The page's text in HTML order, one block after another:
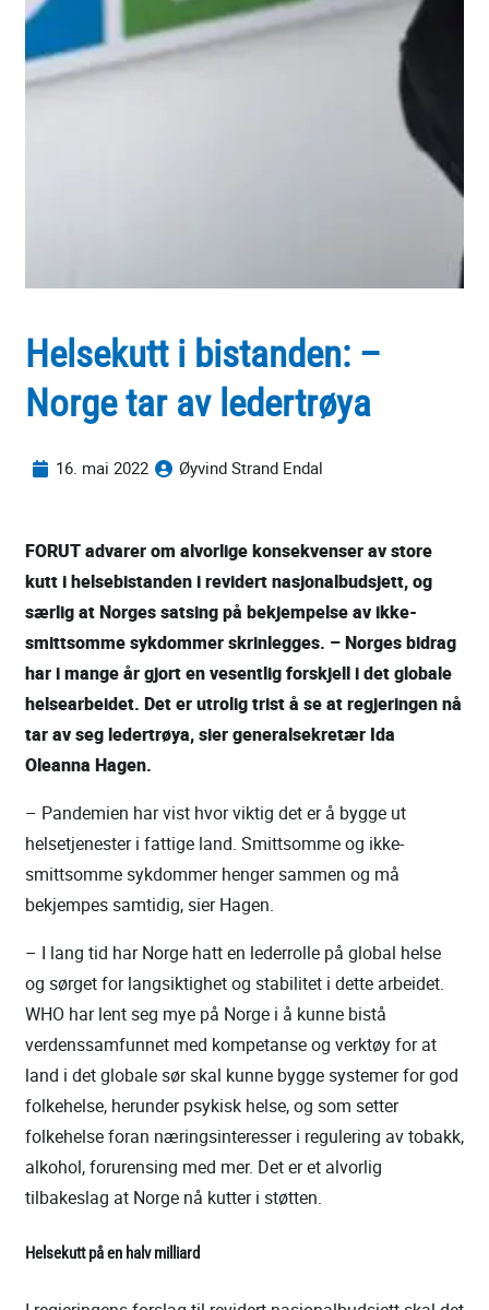
Helsekutt i bistanden: –
Norge tar av ledertrøya
16. mai 2022 Øyvind Strand Endal
FORUT advarer om alvorlige konsekvenser av store
kutt i helsebistanden i revidert nasjonalbudsjett, og
særlig at Norges satsing på bekjempelse av ikke-
smittsomme sykdommer skrinlegges. – Norges bidrag
har i mange år gjort en vesentlig forskjell i det globale
helsearbeidet. Det er utrolig trist å se at regjeringen nå
tar av seg ledertrøya, sier generalsekretær Ida
Oleanna Hagen.
– Pandemien har vist hvor viktig det er å bygge ut
helsetjenester i fattige land. Smittsomme og ikke-
smittsomme sykdommer henger sammen og må
bekjempes samtidig, sier Hagen.
– I lang tid har Norge hatt en lederrolle på global helse
og sørget for langsiktighet og stabilitet i dette arbeidet.
WHO har lent seg mye på Norge i å kunne bistå
verdenssamfunnet med kompetanse og verktøy for at
land i det globale sør skal kunne bygge systemer for god
folkehelse, herunder psykisk helse, og som setter
folkehelse foran næringsinteresser i regulering av tobakk,
alkohol, forurensing med mer. Det er et alvorlig
tilbakeslag at Norge nå kutter i støtten.
Helsekutt på en halv milliard